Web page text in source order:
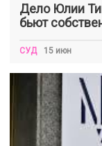
Дело Юлии
бьют
СУД 15 июн